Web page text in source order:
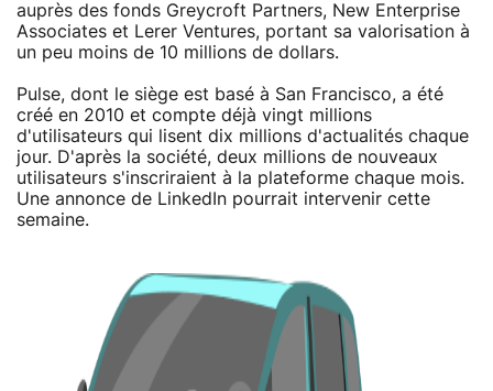
auprès des fonds Greycroft Partners, New Enterprise
Associates et Lerer Ventures, portant sa valorisation à
un peu moins de 10 millions de dollars.
Pulse, dont le siège est basé à San Francisco, a été
créé en 2010 et compte déjà vingt millions
d'utilisateurs qui lisent dix millions d'actualités chaque
jour. D'après la société, deux millions de nouveaux
utilisateurs s'inscriraient à la plateforme chaque mois.
Une annonce de LinkedIn pourrait intervenir cette
semaine.